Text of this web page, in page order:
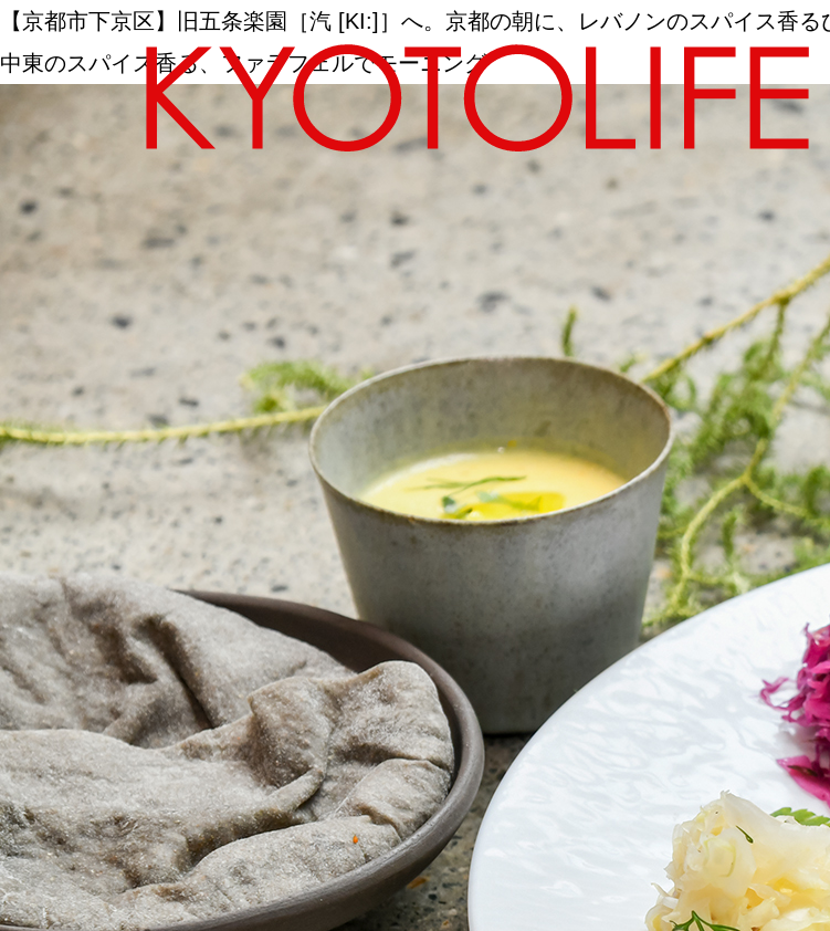
エリアから探す 地図
カテゴリーから探す
SPECIAL
SERIES
カレーが好き
京都おやつクラブ
私と店のはなし
今月の京みやげ
【京都市下京区】旧五条楽園［汽 [KI:]］へ。京都の朝に、レバノンのスパイス香る
中東のスパイス香る、ファラフェルでモーニング